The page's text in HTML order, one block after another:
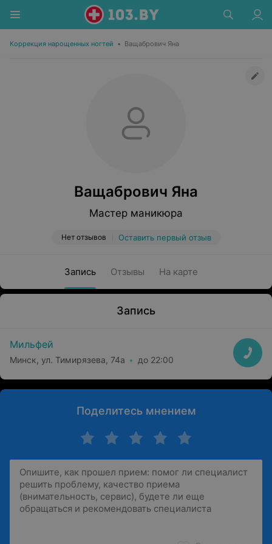
Коррекция нарощенных ногтей • Ващабрович Яна
Ващабрович Яна
Мастер маникюра
Нет отзывов Оставить первый отзыв
Запись Отзывы На карте
Запись
Мильфей
Минск, ул. Тимирязева, 74а до 22:00
Поделитесь мнением